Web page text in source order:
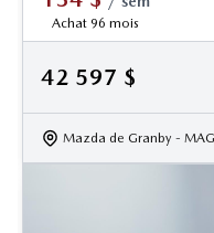
Achat 96 mois
42 597 $
Mazda de Granby -